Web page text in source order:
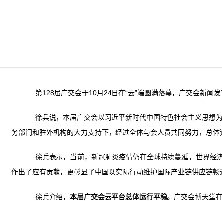
第128届广交会于10月24日在“云”端圆满落幕，广交会新闻
徐兵说，本届广交会以习近平新时代中国特色社会主义思想
务部门和驻外机构的大力支持下，经过全体与会人员共同努力，总
徐兵表示，当前，新冠肺炎疫情仍在全球持续蔓延，世界
作出了应有贡献，更彰显了中国以实际行动维护国际产业链供应链
徐兵介绍，本届广交会云平台总体运行平稳。 广交会博天堂